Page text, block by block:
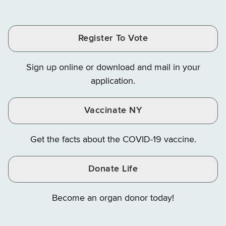
Facebook
Instagram
Finance
X
YouTube
Register To Vote
Sign up online or download and mail in your
application.
Vaccinate NY
Get the facts about the COVID-19 vaccine.
Donate Life
Become an organ donor today!